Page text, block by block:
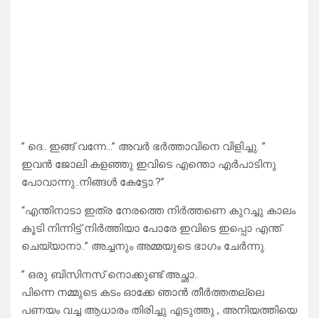
” ദെ.. ഇങ്ങ് വന്നേ…” അവർ ഭർത്താവിനെ വിളിച്ചു. ”
ഇവൻ ജോലി കളഞ്ഞു ഇവിടെ എന്തൊ എർപാടിനു
പോവാന്നു..നിങ്ങൾ കേട്ടോ.?”
“എന്തിനാടാ ഇത്ര നേരത്തെ നിർത്തണെ കുറച്ചു കാലം
കൂടി നിന്നിട്ട് നിർത്തിയാ പോരേ ഇവിടെ ഇപ്പൊ എന്ത്
ചെയ്യാനാ..” അച്ചനും അമ്മയുടെ ഭാഗം ചേർന്നു.
” ഒരു ബിസിനസ്‌ നൊക്കുണ്ട് അച്ഛാ..
പിന്നെ നമ്മുടെ കടം ഓക്കേ ഞാൻ തീർത്തതല്ലെ
പണയം വച്ച ആധാരം തിരിച്ചു എടുത്തു , അനിയത്തിയെ